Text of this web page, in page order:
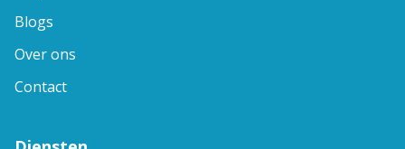
Blogs
Over ons
Contact